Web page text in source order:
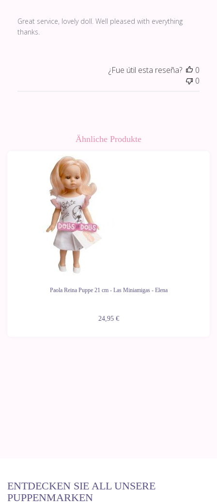
Great service, lovely doll. Well pleased with everything
thanks.
¿Fue útil esta reseña?
0
0
Ähnliche Produkte
Paola Reina Puppe 21 cm - Las Miniamigas - Elena
24,95 €
ENTDECKEN SIE ALL UNSERE
PUPPENMARKEN